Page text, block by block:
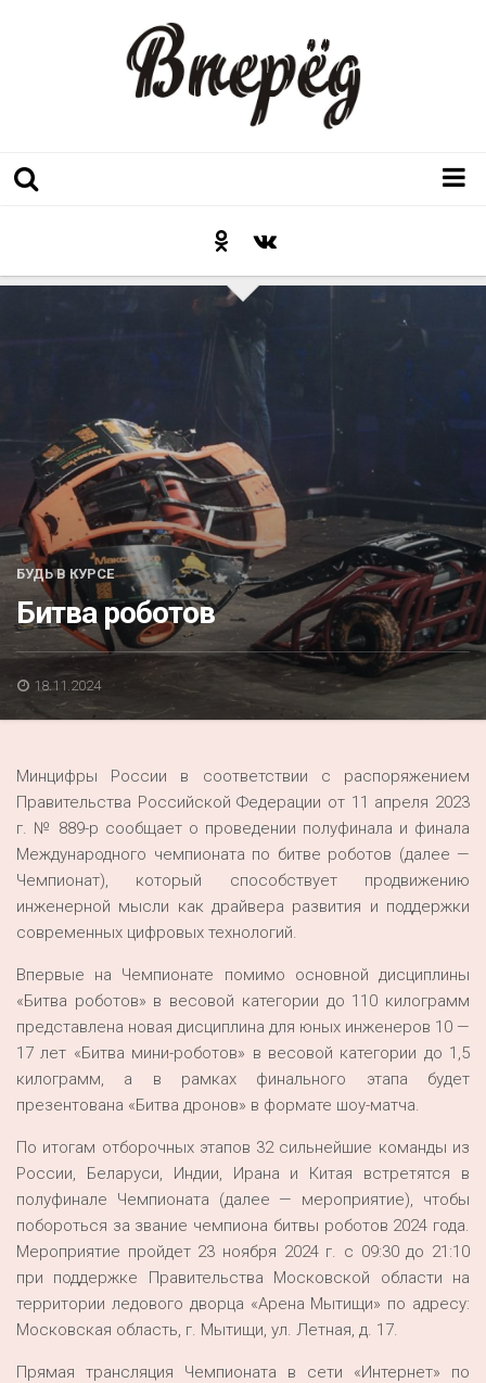
Послесловие к празднику
Контакты
Люди родного края
Акция
К 70-летию районного Дома культуры
Конкурс
Люди родного края
Национальные проекты
Память
Перепись — 2020
БУДЬ В КУРСЕ
Битва роботов
18.11.2024
Минцифры России в соответствии с распоряжением
Правительства Российской Федерации от 11 апреля 2023
г. № 889-р сообщает о проведении полуфинала и финала
Международного чемпионата по битве роботов (далее —
Чемпионат), который способствует продвижению
инженерной мысли как драйвера развития и поддержки
современных цифровых технологий.
Впервые на Чемпионате помимо основной дисциплины
«Битва роботов» в весовой категории до 110 килограмм
представлена новая дисциплина для юных инженеров 10 —
17 лет «Битва мини-роботов» в весовой категории до 1,5
килограмм, а в рамках финального этапа будет
презентована «Битва дронов» в формате шоу-матча.
По итогам отборочных этапов 32 сильнейшие команды из
России, Беларуси, Индии, Ирана и Китая встретятся в
полуфинале Чемпионата (далее — мероприятие), чтобы
побороться за звание чемпиона битвы роботов 2024 года.
Мероприятие пройдет 23 ноября 2024 г. с 09:30 до 21:10
при поддержке Правительства Московской области на
территории ледового дворца «Арена Мытищи» по адресу:
Московская область, г. Мытищи, ул. Летная, д. 17.
Прямая трансляция Чемпионата в сети «Интернет» по